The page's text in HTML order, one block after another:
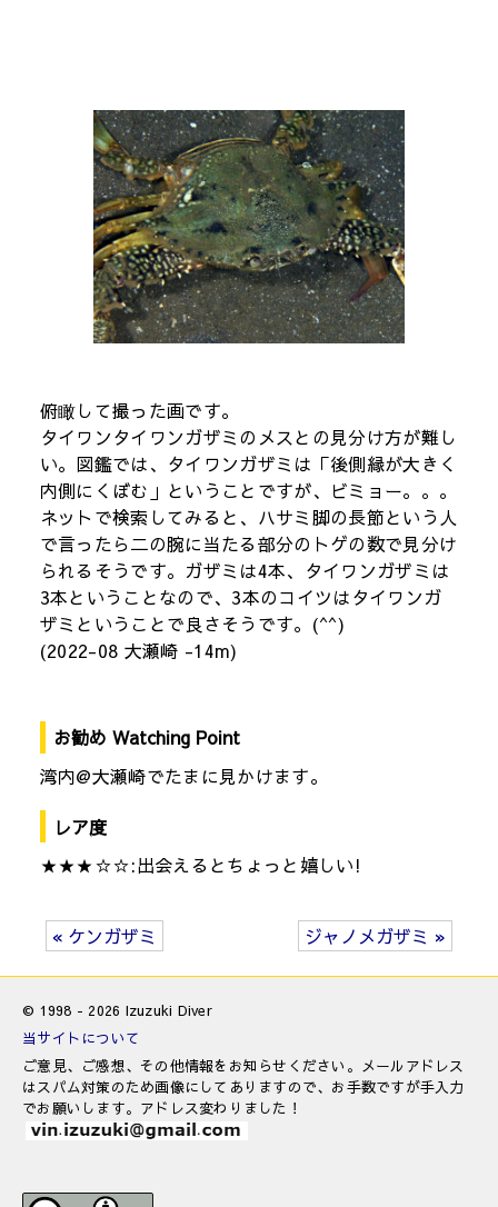
俯瞰して撮った画です。
タイワンタイワンガザミのメスとの見分け方が難し
い。図鑑では、タイワンガザミは「後側縁が大きく
内側にくぼむ」ということですが、ビミョー。。。
ネットで検索してみると、ハサミ脚の長節という人
で言ったら二の腕に当たる部分のトゲの数で見分け
られるそうです。ガザミは4本、タイワンガザミは
3本ということなので、3本のコイツはタイワンガ
ザミということで良さそうです。(^^)
(2022-08 大瀬崎 -14m)
お勧め Watching Point
湾内@大瀬崎でたまに見かけます。
レア度
★★★☆☆:出会えるとちょっと嬉しい!
« ケンガザミ ジャノメガザミ »
© 1998 - 2026 Izuzuki Diver
当サイトについて
ご意見、ご感想、その他情報をお知らせください。メールアドレス
はスパム対策のため画像にしてありますので、お手数ですが手入力
でお願いします。アドレス変わりました！